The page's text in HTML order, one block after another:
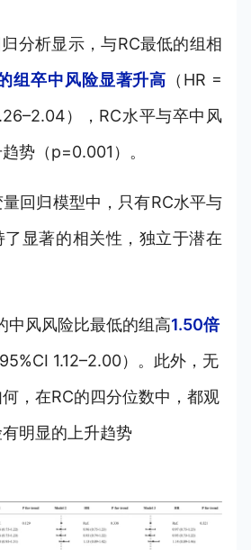
分析显示，与RC最低的组相
组卒中风险显著升高 （HR =
），RC水平与卒中风
势（p=0.001）。
回归模型中，只有RC水平与
显著的相关性，独立于潜在
中风风险比最低的组高1.50倍
1.12–2.00）。此外，无
，在RC的四分位数中，都观
明显的上升趋势